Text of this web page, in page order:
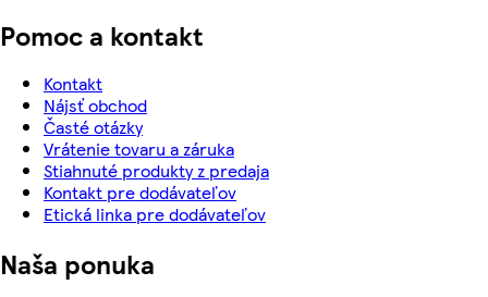
Pomoc a kontakt
Kontakt
Nájsť obchod
Časté otázky
Vrátenie tovaru a záruka
Stiahnuté produkty z predaja
Kontakt pre dodávateľov
Etická linka pre dodávateľov
Naša ponuka